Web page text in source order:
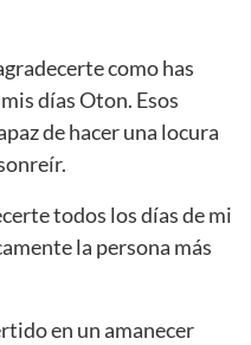
como has
días Oton. Esos
de hacer una locura
todos los días de mi
la persona más
en un amanecer